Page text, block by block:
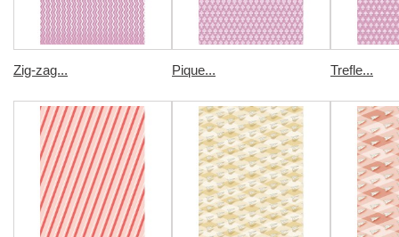
Zig-zag... Pique... Trefle...